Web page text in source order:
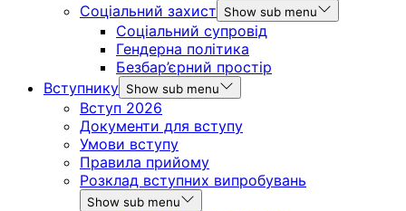
Соціальний захист
Show sub menu
Соціальний супровід
Гендерна політика
Безбар’єрний простір
Вступнику Show sub menu
Вступ 2026
Документи для вступу
Умови вступу
Правила прийому
Розклад вступних випробувань
Show sub menu